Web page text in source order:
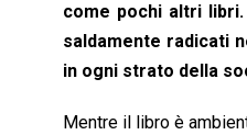
come pochi altri
saldamente radicati
in ogni strato della
Mentre il libro è